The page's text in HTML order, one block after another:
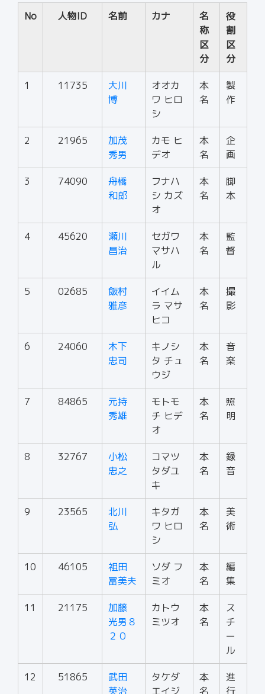
No 人物ID 名前 カナ
名
称
区
分
役
割
区
分
1 11735
大川
博
オオカ
ワ ヒロ
シ
本
名
製
作
2 21965
加茂
秀男
カモ ヒ
デオ
本
名
企
画
3 74090
舟橋
和郎
フナハ
シ カズ
オ
本
名
脚
本
4 45620
瀬川
昌治
セガワ
マサハ
ル
本
名
監
督
5 02685
飯村
雅彦
イイム
ラ マサ
ヒコ
本
名
撮
影
6 24060
木下
忠司
キノシ
タ チュ
ウジ
本
名
音
楽
7 84865
元持
秀雄
モトモ
チ ヒデ
オ
本
名
照
明
8 32767
小松
忠之
コマツ
タダユ
キ
本
名
録
音
9 23565
北川
弘
キタガ
ワ ヒロ
シ
本
名
美
術
10 46105
祖田
冨美夫
ソダ フ
ミオ
本
名
編
集
11 21175
加藤
光男８
２０
カトウ
ミツオ
本
名
ス
チ
ー
ル
12 51865
武田
英治
タケダ
エイジ
本
名
進
行